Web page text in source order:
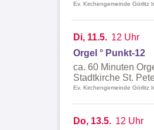
Ev. Kirchengemeinde Görlitz
Di, 11.5. 12 Uhr
Orgel ° Punkt-12
ca. 60 Minuten
Stadtkirche St.
Ev. Kirchengemeinde Görlitz
Do, 13.5. 12 Uhr